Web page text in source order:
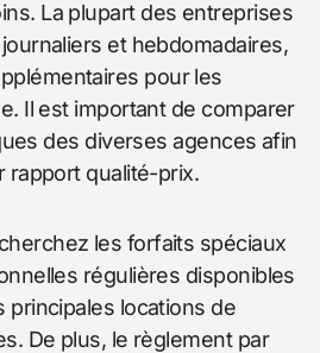
La plupart des entreprises
et hebdomadaires,
pour les
Il est important de comparer
des diverses agences afin
rapport qualité-prix.
les forfaits spéciaux
régulières disponibles
principales locations de
De plus, le règlement par